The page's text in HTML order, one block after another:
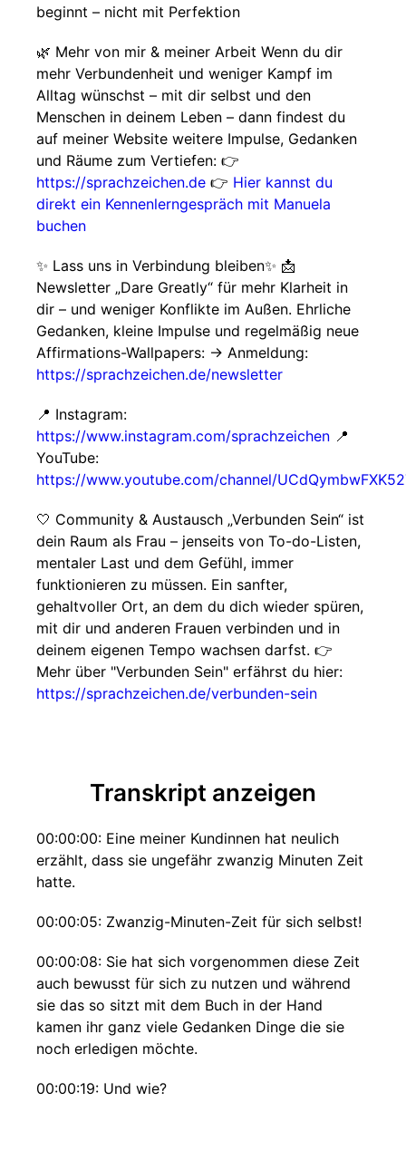
beginnt – nicht mit Perfektion
🌿 Mehr von mir & meiner Arbeit Wenn du dir
mehr Verbundenheit und weniger Kampf im
Alltag wünschst – mit dir selbst und den
Menschen in deinem Leben – dann findest du
auf meiner Website weitere Impulse, Gedanken
und Räume zum Vertiefen: 👉
https://sprachzeichen.de 👉 Hier kannst du
direkt ein Kennenlerngespräch mit Manuela
buchen
✨ Lass uns in Verbindung bleiben✨ 📩
Newsletter „Dare Greatly“ für mehr Klarheit in
dir – und weniger Konflikte im Außen. Ehrliche
Gedanken, kleine Impulse und regelmäßig neue
Affirmations-Wallpapers: → Anmeldung:
https://sprachzeichen.de/newsletter
📍 Instagram:
https://www.instagram.com/sprachzeichen 📍
YouTube:
https://www.youtube.com/channel/
🤍 Community & Austausch „Verbunden Sein“ ist
dein Raum als Frau – jenseits von To-do-Listen,
mentaler Last und dem Gefühl, immer
funktionieren zu müssen. Ein sanfter,
gehaltvoller Ort, an dem du dich wieder spüren,
mit dir und anderen Frauen verbinden und in
deinem eigenen Tempo wachsen darfst. 👉
Mehr über "Verbunden Sein" erfährst du hier:
https://sprachzeichen.de/verbunden-sein
Transkript anzeigen
00:00:00: Eine meiner Kundinnen hat neulich
erzählt, dass sie ungefähr zwanzig Minuten Zeit
hatte.
00:00:05: Zwanzig-Minuten-Zeit für sich selbst!
00:00:08: Sie hat sich vorgenommen diese Zeit
auch bewusst für sich zu nutzen und während
sie das so sitzt mit dem Buch in der Hand
kamen ihr ganz viele Gedanken Dinge die sie
noch erledigen möchte.
00:00:19: Und wie?